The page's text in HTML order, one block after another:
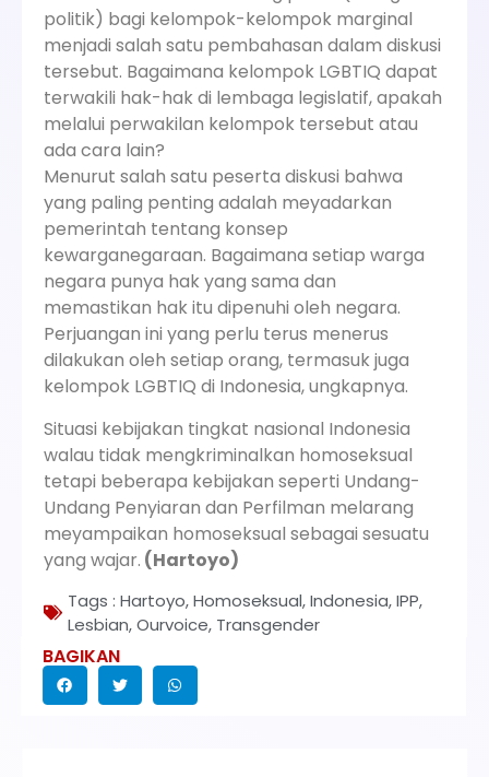
politik) bagi kelompok-kelompok marginal
menjadi salah satu pembahasan dalam diskusi
tersebut. Bagaimana kelompok LGBTIQ dapat
terwakili hak-hak di lembaga legislatif, apakah
melalui perwakilan kelompok tersebut atau
ada cara lain?
Menurut salah satu peserta diskusi bahwa
yang paling penting adalah meyadarkan
pemerintah tentang konsep
kewarganegaraan. Bagaimana setiap warga
negara punya hak yang sama dan
memastikan hak itu dipenuhi oleh negara.
Perjuangan ini yang perlu terus menerus
dilakukan oleh setiap orang, termasuk juga
kelompok LGBTIQ di Indonesia, ungkapnya.
Situasi kebijakan tingkat nasional Indonesia
walau tidak mengkriminalkan homoseksual
tetapi beberapa kebijakan seperti Undang-
Undang Penyiaran dan Perfilman melarang
meyampaikan homoseksual sebagai sesuatu
yang wajar. (Hartoyo)
Tags : Hartoyo,Homoseksual,Indonesia,IPP,
Lesbian,Ourvoice, Transgender
BAGIKAN